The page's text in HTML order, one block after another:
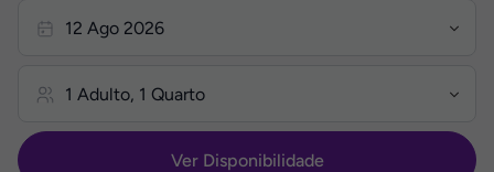
Ver Disponibilidade